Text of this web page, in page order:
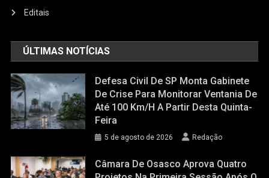
Editais
ÚLTIMAS NOTÍCIAS
Defesa Civil De SP Monta Gabinete
De Crise Para Monitorar Ventania De
Até 100 Km/h A Partir Desta Quinta-
Feira
5 de agosto de 2026 Redação
Câmara De Osasco Aprova Quatro